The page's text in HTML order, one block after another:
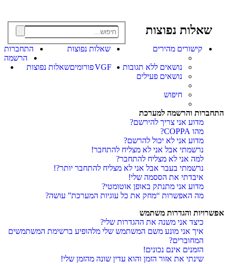
קישורים מהירים
נושאים ללא תגובות
נושאים פעילים
חיפוש
שאלות נפוצות
התחברות
הרשמה
VGFפורומיםשאלות נפוצות
שאלות נפוצות
התחברות והרשמה למערכת
מדוע אני צריך להירשם?
מהו COPPA?
מדוע אני לא יכול להרשם?
נרשמתי אבל אני לא מצליח להתחבר!
למה אני לא מצליח להתחבר?
נרשמתי בעבר אבל אני לא מצליח להתחבר יותר?!
איבדתי את הססמה שלי!
מדוע אני מתנתק באופן אוטומטי?
מה האפשרות “מחק את כל עוגיות המערכת” עושה?
אפשרויות והגדרות משתמש
כיצד אני משנה את ההגדרות שלי?
איך אני מונע משם המשתמש שלי מלהופיע ברשימת המשתמשים
המחוברים?
הזמנים אינם נכונים!
שינתי את אזור הזמן והוא עדין שונה מהזמן שלי!